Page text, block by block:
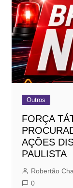
Outros
FORÇA
AÇÕES
PAULISTA
Robertão
0